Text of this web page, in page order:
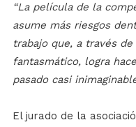
“La película de la
asume más riesgos
trabajo que, a través
fantasmático, logra
pasado casi
El jurado de la